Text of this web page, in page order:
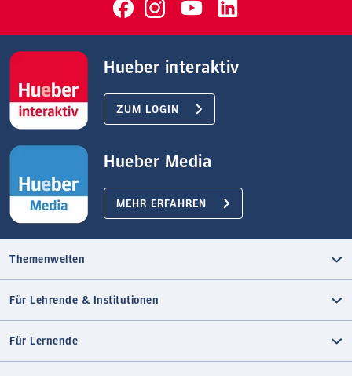
Hueber interaktiv
ZUM LOGIN
Hueber Media
MEHR ERFAHREN
Themenwelten
Für Lehrende & Institutionen
Für Lernende